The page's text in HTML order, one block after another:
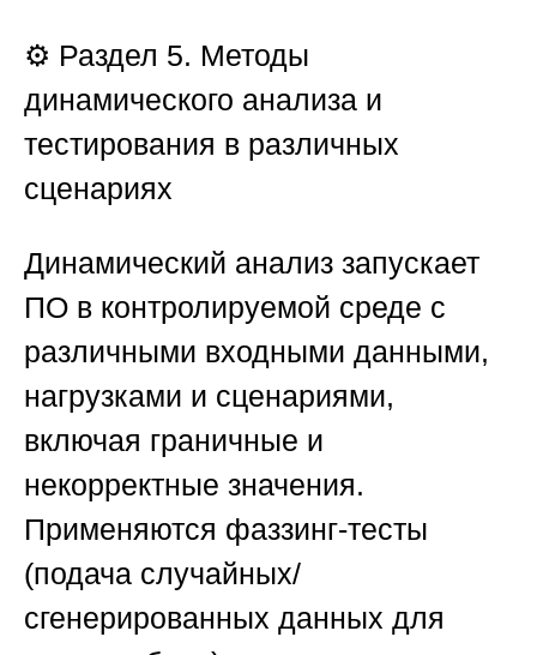
⚙️ Раздел 5. Методы
динамического анализа и
тестирования в различных
сценариях
Динамический анализ запускает
ПО в контролируемой среде с
различными входными данными,
нагрузками и сценариями,
включая граничные и
некорректные значения.
Применяются фаззинг-тесты
(подача случайных/
сгенерированных данных для